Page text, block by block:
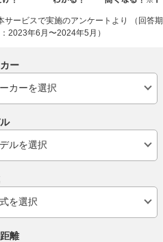
サービスで実施のアンケートより （回答期
2023年6月〜2024年5月）
ー
離